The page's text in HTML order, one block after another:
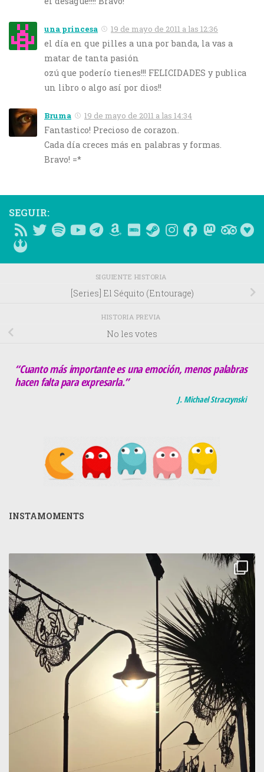
una princesa 19 de mayo de 2011 a las 12:36
el día en que pilles a una por banda, la vas a
matar de tanta pasión
ozú que poderío tienes!!! FELICIDADES y publica
un libro o algo así por dios!!
Bruma 19 de mayo de 2011 a las 14:34
Fantastico! Precioso de corazon.
Cada día creces más en palabras y formas.
Bravo! =*
SEGUIR:
SIGUIENTE HISTORIA
[Series] El Séquito (Entourage)
HISTORIA PREVIA
No les votes
“Cuanto más importante es una emoción, menos palabras
hacen falta para expresarla.”
J. Michael Straczynski
INSTAMOMENTS